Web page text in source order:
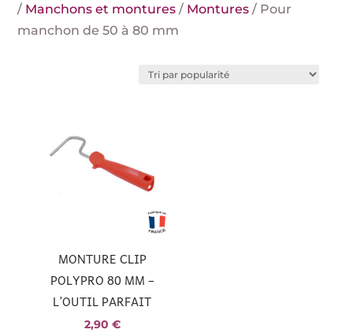
/ Manchons et montures / Montures / Pour
manchon de 50 à 80 mm
MONTURE CLIP
POLYPRO 80 MM –
L’OUTIL PARFAIT
2,90 €